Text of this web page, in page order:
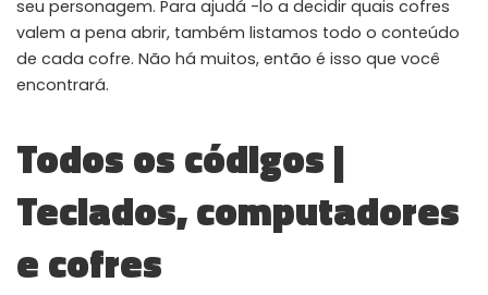
Steam Games Giveaways
Global contests to win full Steam games & gift cards
Everything arrives directly — faster than websites or email
Members-Only Content
Exclusive guides & secrets never published anywhere else
seu personagem. Para ajudá -lo a decidir quais cofres
valem a pena abrir, também listamos todo o conteúdo
de cada cofre. Não há muitos, então é isso que você
encontrará.
Todos os códigos |
Teclados, computadores
e cofres